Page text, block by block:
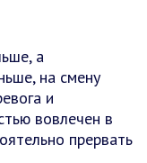
а
на смену
и
вовлечен в
прервать